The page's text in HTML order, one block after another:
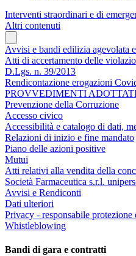
Interventi straordinari e di
Altri contenuti
Avvisi e bandi edilizia agevolata
Atti di accertamento delle
D.Lgs. n. 39/2013
Rendicontazione erogazioni
PROVVEDIMENTI
Prevenzione della Corruzione
Accesso civico
Accessibilità e catalogo di dati,
Relazioni di inizio e fine mandato
Piano delle azioni positive
Mutui
Atti relativi alla vendita della
Società Farmaceutica s.r.l.
Avvisi e Rendiconti
Dati ulteriori
Privacy - responsabile protezione
Whistleblowing
Bandi di gara e contratti